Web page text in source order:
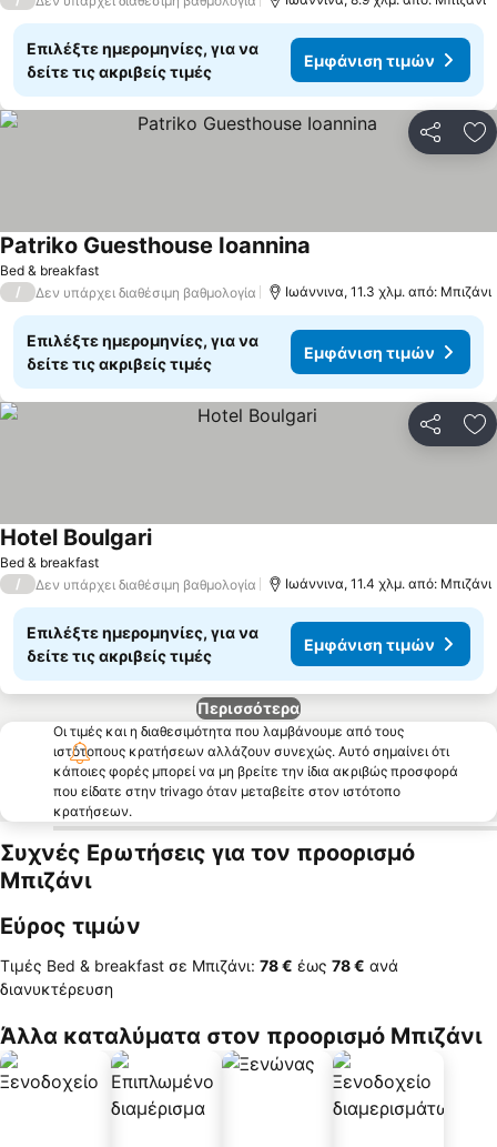
Επιλέξτε ημερομηνίες, για να
δείτε τις ακριβείς τιμές
Εμφάνιση τιμών
Bed & breakfast
Patriko Guesthouse Ioannina
/ Δεν υπάρχει διαθέσιμη βαθμολογία Ιωάννινα, 11.3 χλμ. από: Μπιζάνι
Επιλέξτε ημερομηνίες, για να
δείτε τις ακριβείς τιμές
Εμφάνιση τιμών
Bed & breakfast
Hotel Boulgari
/ Δεν υπάρχει διαθέσιμη βαθμολογία Ιωάννινα, 11.4 χλμ. από: Μπιζάνι
Επιλέξτε ημερομηνίες, για να
δείτε τις ακριβείς τιμές
Εμφάνιση τιμών
Περισσότερα
Οι τιμές και η διαθεσιμότητα που λαμβάνουμε από τους
ιστότοπους κρατήσεων αλλάζουν συνεχώς. Αυτό σημαίνει ότι
κάποιες φορές μπορεί να μη βρείτε την ίδια ακριβώς προσφορά
που είδατε στην trivago όταν μεταβείτε στον ιστότοπο
κρατήσεων.
Συχνές Ερωτήσεις για τον προορισμό
Μπιζάνι
Εύρος τιμών
Τιμές Bed & breakfast σε Μπιζάνι: ‎78 € έως ‎78 € ανά
διανυκτέρευση
Άλλα καταλύματα στον προορισμό Μπιζάνι